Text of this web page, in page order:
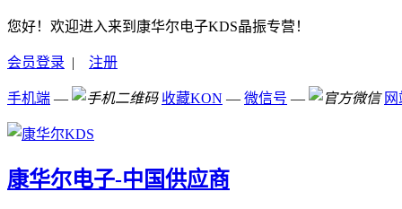
您好！欢迎进入来到康华尔电子KDS晶振专营！
会员登录 | 注册
手机端 — 收藏KON — 微信号 —
康华尔电子-中国供应商